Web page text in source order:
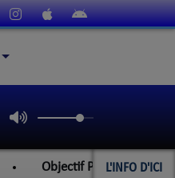
L'INFO D'ICI
Objectif Paraguay et les